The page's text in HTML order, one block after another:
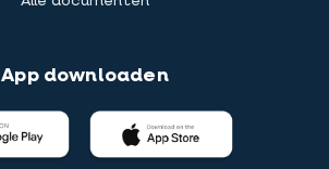
App downloaden